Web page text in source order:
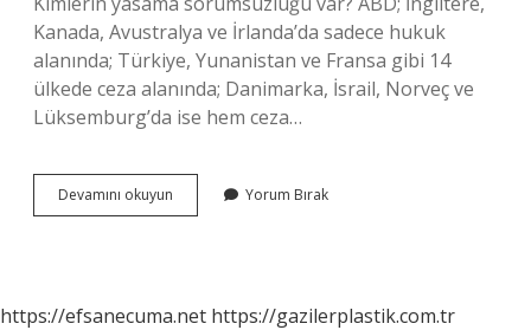
Kanada, Avustralya ve İrlanda’da sadece hukuk
alanında; Türkiye, Yunanistan ve Fransa gibi 14
ülkede ceza alanında; Danimarka, İsrail, Norveç ve
Lüksemburg’da ise hem ceza…
Devamını okuyun Yasama
Dokunulmazlığı
Yorum Bırak
https://efsanecuma.net https://gazilerplastik.com.tr